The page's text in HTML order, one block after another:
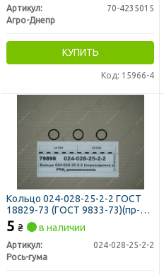
Артикул:
70-4235015
Агро-Днепр
КУПИТЬ
Код: 15966-4
Кольцо 024-028-25-2-2 ГОСТ
18829-73 (ГОСТ 9833-73)(пр-во
Украина)
5 ₴ в наличии
Артикул:
024-028-25-2-2
Рось-гума